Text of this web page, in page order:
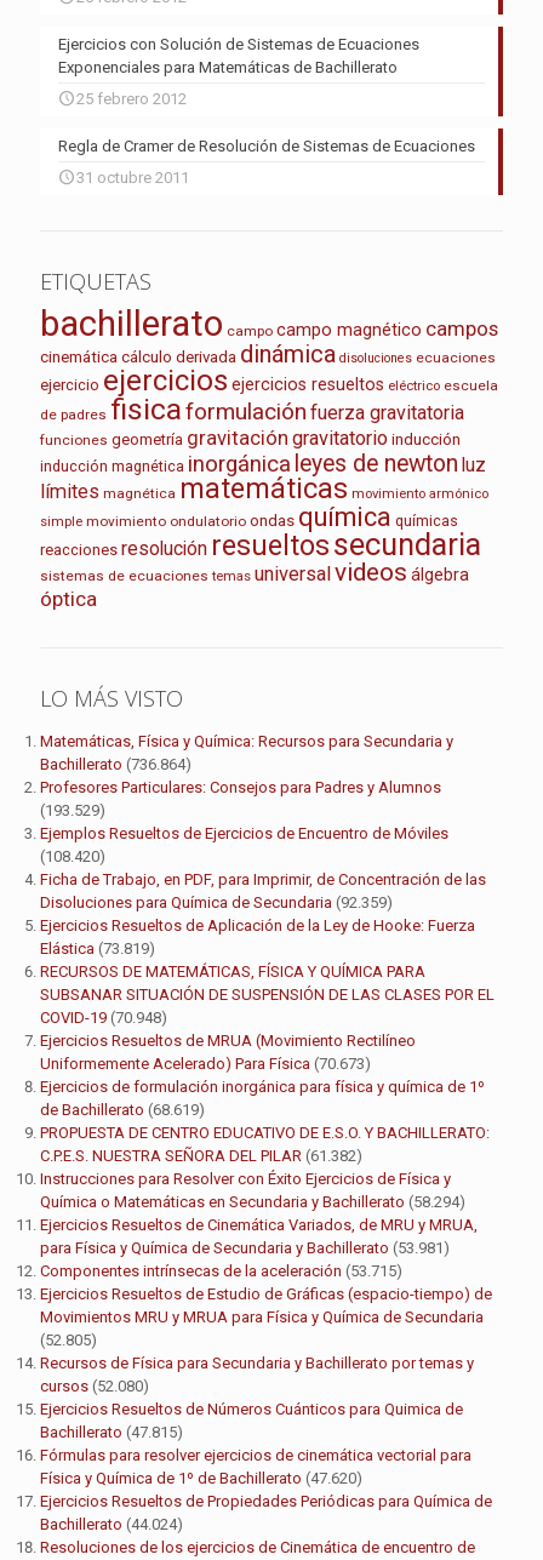
Ejercicios con Solución de Sistemas de Ecuaciones
Exponenciales para Matemáticas de Bachillerato
25 febrero 2012
Regla de Cramer de Resolución de Sistemas de Ecuaciones
31 octubre 2011
ETIQUETAS
bachillerato campo campo magnético campos
cinemática cálculo derivada dinámica disoluciones ecuaciones
ejercicio ejercicios ejercicios resueltos eléctrico escuela
de padres fisicaformulación fuerza gravitatoria
funciones geometría gravitación gravitatorio inducción
inducción magnética inorgánica leyes de newton luz
límites magnética matemáticas movimiento armónico
simple movimiento ondulatorio ondas química químicas
reacciones resolución resueltossecundaria
sistemas de ecuaciones temas universalvideos álgebra
óptica
LO MÁS VISTO
Matemáticas, Física y Química: Recursos para Secundaria y
Bachillerato (736.864)
Profesores Particulares: Consejos para Padres y Alumnos
(193.529)
Ejemplos Resueltos de Ejercicios de Encuentro de Móviles
(108.420)
Ficha de Trabajo, en PDF, para Imprimir, de Concentración de las
Disoluciones para Química de Secundaria (92.359)
Ejercicios Resueltos de Aplicación de la Ley de Hooke: Fuerza
Elástica (73.819)
RECURSOS DE MATEMÁTICAS, FÍSICA Y QUÍMICA PARA
SUBSANAR SITUACIÓN DE SUSPENSIÓN DE LAS CLASES POR EL
COVID-19 (70.948)
Ejercicios Resueltos de MRUA (Movimiento Rectilíneo
Uniformemente Acelerado) Para Física (70.673)
Ejercicios de formulación inorgánica para física y química de 1º
de Bachillerato (68.619)
PROPUESTA DE CENTRO EDUCATIVO DE E.S.O. Y BACHILLERATO:
C.P.E.S. NUESTRA SEÑORA DEL PILAR (61.382)
Instrucciones para Resolver con Éxito Ejercicios de Física y
Química o Matemáticas en Secundaria y Bachillerato (58.294)
Ejercicios Resueltos de Cinemática Variados, de MRU y MRUA,
para Física y Química de Secundaria y Bachillerato (53.981)
Componentes intrínsecas de la aceleración (53.715)
Ejercicios Resueltos de Estudio de Gráficas (espacio-tiempo) de
Movimientos MRU y MRUA para Física y Química de Secundaria
(52.805)
Recursos de Física para Secundaria y Bachillerato por temas y
cursos (52.080)
Ejercicios Resueltos de Números Cuánticos para Quimica de
Bachillerato (47.815)
Fórmulas para resolver ejercicios de cinemática vectorial para
Física y Química de 1º de Bachillerato (47.620)
Ejercicios Resueltos de Propiedades Periódicas para Química de
Bachillerato (44.024)
Resoluciones de los ejercicios de Cinemática de encuentro de